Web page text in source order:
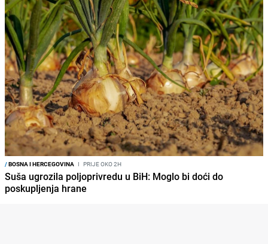
/BOSNA I HERCEGOVINA I PRIJE OKO 2H
Suša ugrozila poljoprivredu u BiH: Moglo bi doći do
poskupljenja hrane